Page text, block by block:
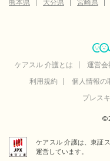
熊本県
大分県 宮崎県
ケアスル 介護とは 運営会
利用規約
個人情報の
プレス
ケアスル 介護は、東証
運営しています。